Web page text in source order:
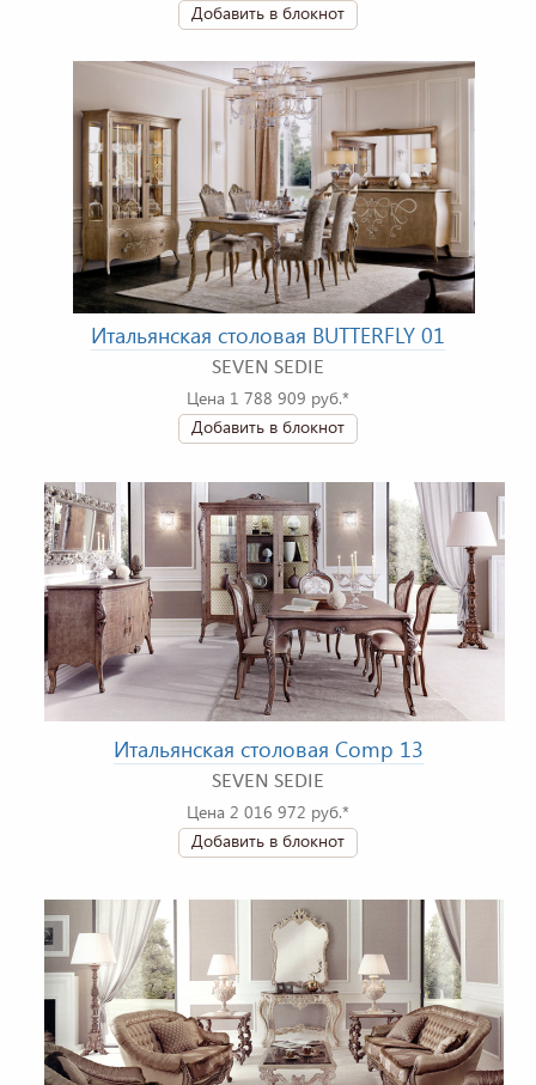
Добавить в блокнот
Итальянская столовая BUTTERFLY 01
SEVEN SEDIE
Цена 1 788 909 руб.*
Добавить в блокнот
Итальянская столовая Comp 13
SEVEN SEDIE
Цена 2 016 972 руб.*
Добавить в блокнот